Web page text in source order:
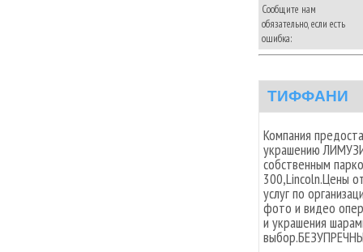
Сообщите нам
обязательно, если есть
ошибка:
TИФФАНИ
Компания
украшению
собственным
300,Lincoln.Цены
услуг по
фото и видео
и украшения